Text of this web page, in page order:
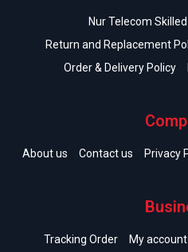
Nur Telecom
Return and Replacement
Order & Delivery Policy
About us Contact us Privacy
Tracking Order My account